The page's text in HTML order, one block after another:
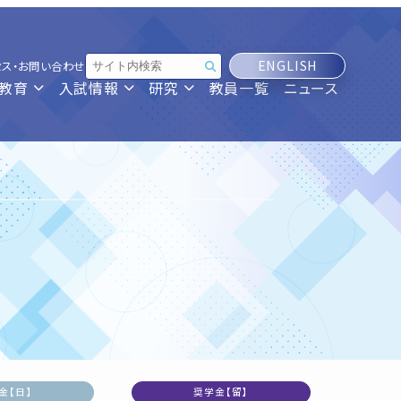
育 入試情報 研究 教員一覧 ニュース
・お問い合わせ ENGLISH
【日】 奨学金【留】